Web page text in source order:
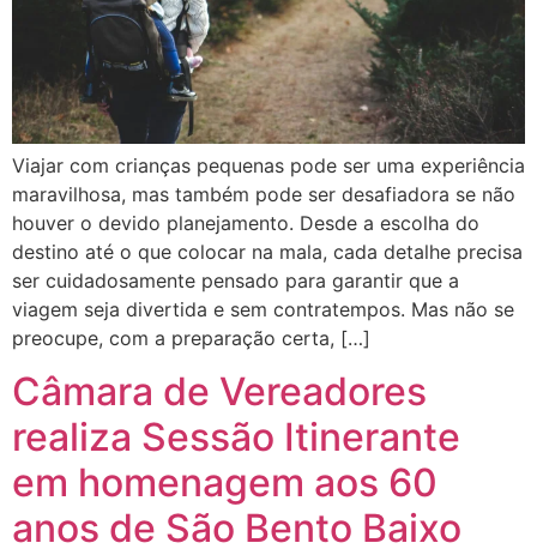
Viajar com crianças pequenas pode ser uma experiência
maravilhosa, mas também pode ser desafiadora se não
houver o devido planejamento. Desde a escolha do
destino até o que colocar na mala, cada detalhe precisa
ser cuidadosamente pensado para garantir que a
viagem seja divertida e sem contratempos. Mas não se
preocupe, com a preparação certa, […]
Câmara de Vereadores
realiza Sessão Itinerante
em homenagem aos 60
anos de São Bento Baixo